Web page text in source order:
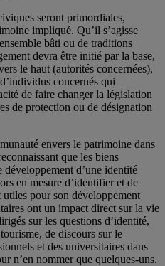
seront primordiales,
impliqué. Qu’il s’agisse
bâti ou de traditions
devra être initié par la base,
le haut (autorités concernées),
concernés qui
de faire changer la législation
de protection ou de désignation
envers le patrimoine dans
que les biens
d’une identité
en mesure d’identifier et de
pour son développement
ont un impact direct sur la vie
sur les questions d’identité,
de discours sur le
et des universitaires dans
n’en nommer que quelques-uns.